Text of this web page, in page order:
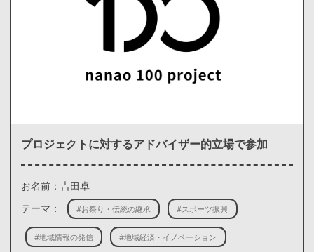
プロジェクトに対するアドバイザー的立場で参加
お名前：𠮷田卓
テーマ：
#お祭り・伝統の継承 #スポーツ振興
#地域情報の発信 #地域経済・イノベーション